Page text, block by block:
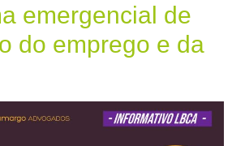
emergencial de
do emprego e da